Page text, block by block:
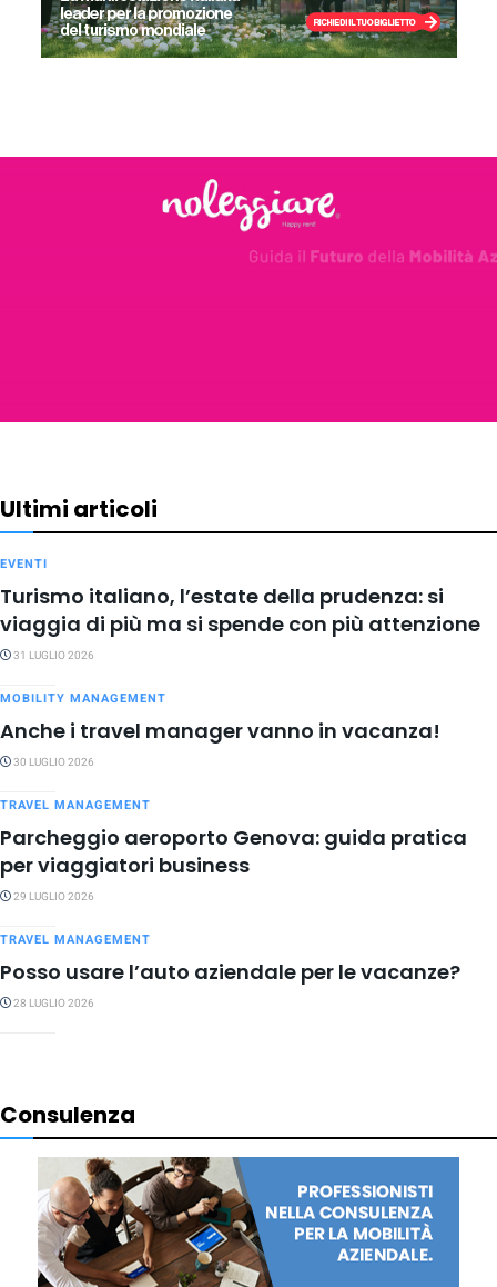
Ultimi articoli
EVENTI
Turismo italiano, l’estate della prudenza: si
viaggia di più ma si spende con più attenzione
31 LUGLIO 2026
MOBILITY MANAGEMENT
Anche i travel manager vanno in vacanza!
30 LUGLIO 2026
TRAVEL MANAGEMENT
Parcheggio aeroporto Genova: guida pratica
per viaggiatori business
29 LUGLIO 2026
TRAVEL MANAGEMENT
Posso usare l’auto aziendale per le vacanze?
28 LUGLIO 2026
Consulenza